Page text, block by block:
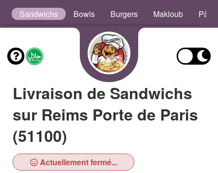
Sandwichs Bowls Burgers Makloub Pâtes
Livraison de Sandwichs
sur Reims Porte de Paris
(51100)
Actuellement fermé...